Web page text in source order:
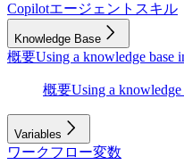
Copilotエージェントスキル
Knowledge Base
概要Using a knowledge base
概要Using a
Variables
ワークフロー変数